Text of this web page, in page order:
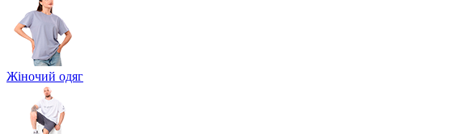
Жіночий одяг